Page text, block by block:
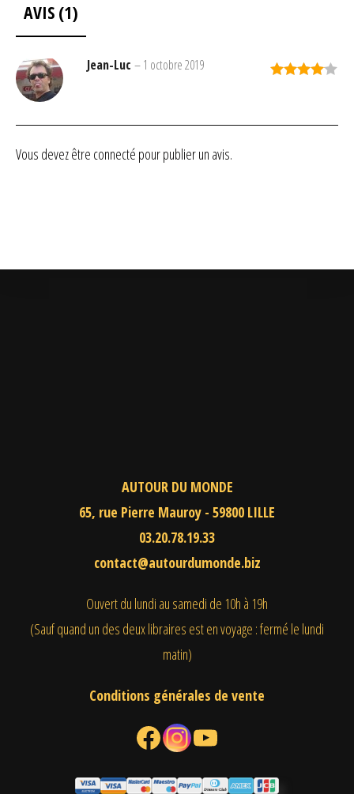
AVIS (1)
Jean-Luc –1 octobre 2019
Vous devez être connecté pour publier un avis.
AUTOUR DU MONDE
65, rue Pierre Mauroy - 59800 LILLE
03.20.78.19.33
contact@autourdumonde.biz
Ouvert du lundi au samedi de 10h à 19h
(Sauf quand un des deux libraires est en voyage : fermé le lundi
matin)
Conditions générales de vente
Facebook Instagram YouTube